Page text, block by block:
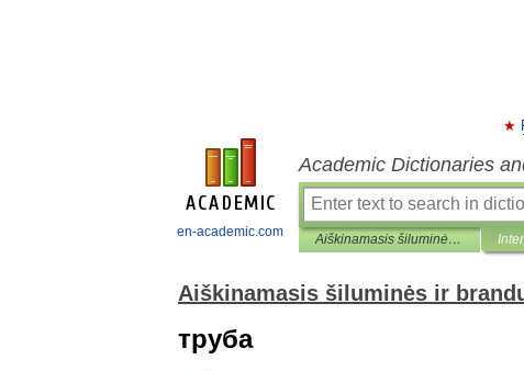
en-academic.com
Academic Dictionaries
Aiškinamasis šiluminės ir branduolinės technikos terminų žodynas
Aiškinamasis šiluminės ir
труба